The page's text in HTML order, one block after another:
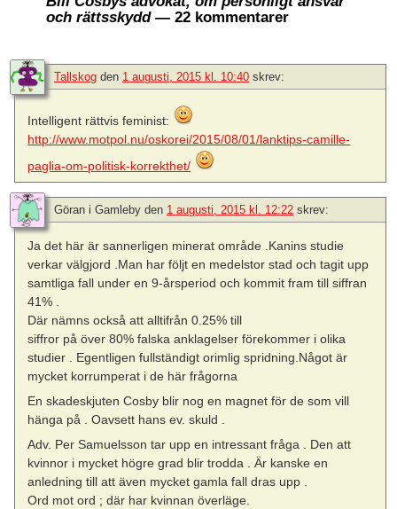
och rättsskydd— 22 kommentarer
Tallskog den 1 augusti, 2015 kl. 10:40 skrev:
Intelligent rättvis feminist:
http://www.motpol.nu/oskorei/2015/08/01/lanktips-camille-
paglia-om-politisk-korrekthet/
Göran i Gamleby den 1 augusti, 2015 kl. 12:22 skrev:
Ja det här är sannerligen minerat område .Kanins studie
verkar välgjord .Man har följt en medelstor stad och tagit upp
samtliga fall under en 9-årsperiod och kommit fram till siffran
41% .
Där nämns också att alltifrån 0.25% till
siffror på över 80% falska anklagelser förekommer i olika
studier . Egentligen fullständigt orimlig spridning.Något är
mycket korrumperat i de här frågorna
En skadeskjuten Cosby blir nog en magnet för de som vill
hänga på . Oavsett hans ev. skuld .
Adv. Per Samuelsson tar upp en intressant fråga . Den att
kvinnor i mycket högre grad blir trodda . Är kanske en
anledning till att även mycket gamla fall dras upp .
Ord mot ord ; där har kvinnan överläge.